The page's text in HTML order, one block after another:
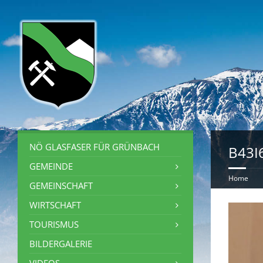
Home
NÖ GLASFASER FÜR GRÜNBACH
GEMEINDE
GEMEINSCHAFT
WIRTSCHAFT
TOURISMUS
BILDERGALERIE